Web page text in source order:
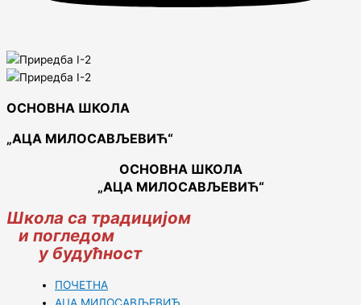
ОСНОВНА ШКОЛА
„АЦА МИЛОСАВЉЕВИЋ“
ОСНОВНА ШКОЛА
„АЦА МИЛОСАВЉЕВИЋ“
Школа са традицијом
и погледом
у будућност
ПОЧЕТНА